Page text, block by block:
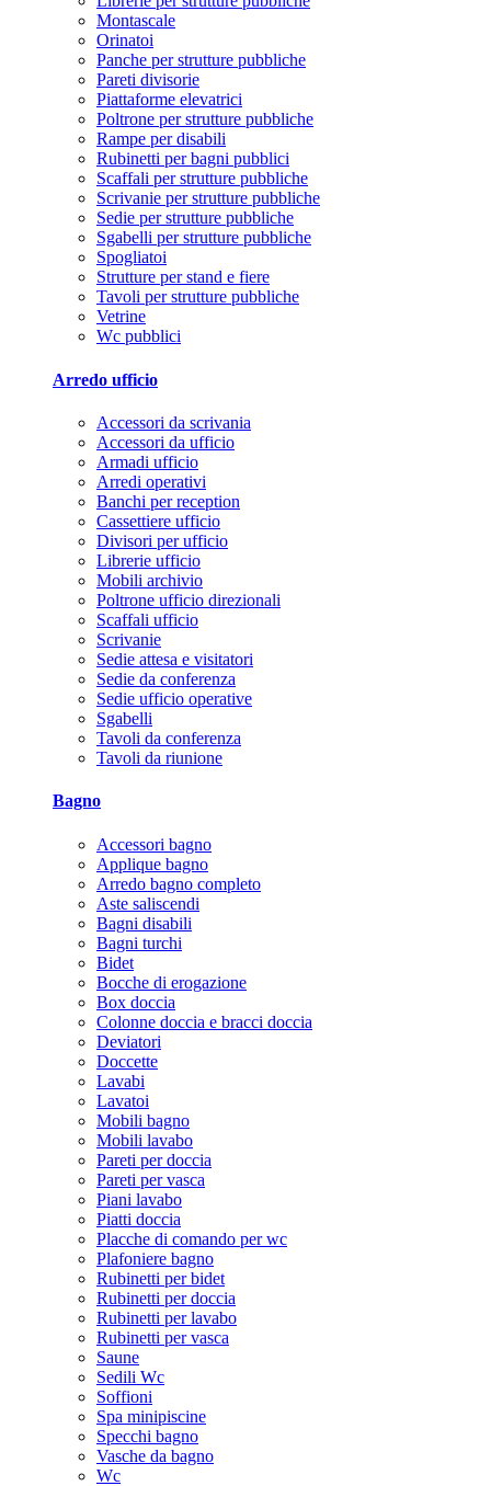
Montascale
Orinatoi
Panche per strutture pubbliche
Pareti divisorie
Piattaforme elevatrici
Poltrone per strutture pubbliche
Rampe per disabili
Rubinetti per bagni pubblici
Scaffali per strutture pubbliche
Scrivanie per strutture pubbliche
Sedie per strutture pubbliche
Sgabelli per strutture pubbliche
Spogliatoi
Strutture per stand e fiere
Tavoli per strutture pubbliche
Vetrine
Wc pubblici
Arredo ufficio
Accessori da scrivania
Accessori da ufficio
Armadi ufficio
Arredi operativi
Banchi per reception
Cassettiere ufficio
Divisori per ufficio
Librerie ufficio
Mobili archivio
Poltrone ufficio direzionali
Scaffali ufficio
Scrivanie
Sedie attesa e visitatori
Sedie da conferenza
Sedie ufficio operative
Sgabelli
Tavoli da conferenza
Tavoli da riunione
Bagno
Accessori bagno
Applique bagno
Arredo bagno completo
Aste saliscendi
Bagni disabili
Bagni turchi
Bidet
Bocche di erogazione
Box doccia
Colonne doccia e bracci doccia
Deviatori
Doccette
Lavabi
Lavatoi
Mobili bagno
Mobili lavabo
Pareti per doccia
Pareti per vasca
Piani lavabo
Piatti doccia
Placche di comando per wc
Plafoniere bagno
Rubinetti per bidet
Rubinetti per doccia
Rubinetti per lavabo
Rubinetti per vasca
Saune
Sedili Wc
Soffioni
Spa minipiscine
Specchi bagno
Vasche da bagno
Wc